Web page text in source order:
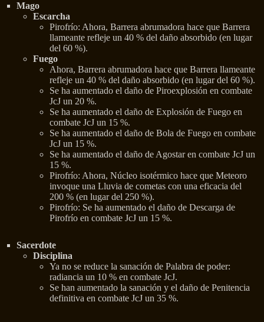
Mago
Escarcha
Pirofrío: Ahora, Barrera abrumadora hace que Barrera
llameante refleje un 40 % del daño absorbido (en lugar
del 60 %).
Fuego
Ahora, Barrera abrumadora hace que Barrera llameante
refleje un 40 % del daño absorbido (en lugar del 60 %).
Se ha aumentado el daño de Piroexplosión en combate
JcJ un 20 %.
Se ha aumentado el daño de Explosión de Fuego en
combate JcJ un 15 %.
Se ha aumentado el daño de Bola de Fuego en combate
JcJ un 15 %.
Se ha aumentado el daño de Agostar en combate JcJ un
15 %.
Pirofrío: Ahora, Núcleo isotérmico hace que Meteoro
invoque una Lluvia de cometas con una eficacia del
200 % (en lugar del 250 %).
Pirofrío: Se ha aumentado el daño de Descarga de
Pirofrío en combate JcJ un 15 %.
Sacerdote
Disciplina
Ya no se reduce la sanación de Palabra de poder:
radiancia un 10 % en combate JcJ.
Se han aumentado la sanación y el daño de Penitencia
definitiva en combate JcJ un 35 %.